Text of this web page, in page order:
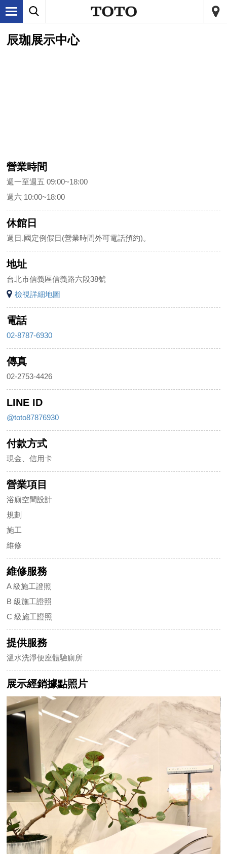
辰珈展示中心
營業時間
週一至週五 09:00~18:00
週六 10:00~18:00
休館日
週日.國定例假日(營業時間外可電話預約)。
地址
台北市信義區信義路六段38號
檢視詳細地圖
電話
02-8787-6930
傳真
02-2753-4426
LINE ID
@toto87876930
付款方式
現金、信用卡
營業項目
浴廁空間設計
規劃
施工
維修
維修服務
A 級施工證照
B 級施工證照
C 級施工證照
提供服務
溫水洗淨便座體驗廁所
展示經銷據點照片